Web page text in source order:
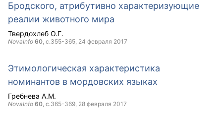
Бродского, атрибутивно характеризующие
реалии животного мира
Твердохлеб О.Г.
NovaInfo 60, с.355-365, 24 февраля 2017
Этимологическая характеристика
номинантов в мордовских языках
Гребнева А.М.
NovaInfo 60, с.365-369, 28 февраля 2017